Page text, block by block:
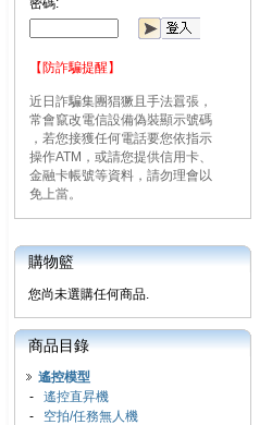
密碼:
【防詐騙提醒】
近日詐騙集團猖獗且手法囂張，
常會竄改電信設備偽裝顯示號碼
，若您接獲任何電話要您依指示
操作ATM，或請您提供信用卡、
金融卡帳號等資料，請勿理會以
免上當。
購物籃
您尚未選購任何商品.
商品目錄
遙控模型
- 遙控直昇機
- 空拍/任務無人機